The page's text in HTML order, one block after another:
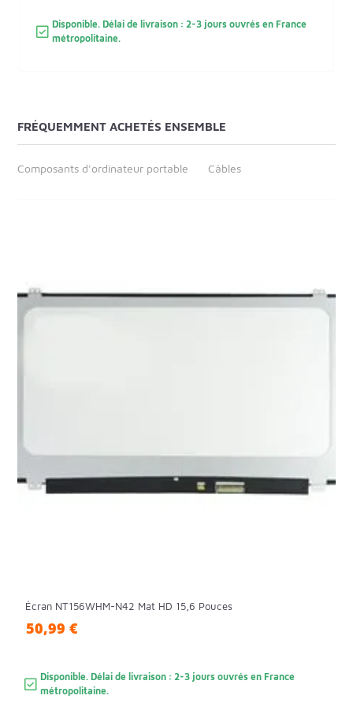
Disponible. Délai de livraison : 2-3 jours ouvrés en France
métropolitaine.
FRÉQUEMMENT ACHETÉS ENSEMBLE
Composants d'ordinateur portable Câbles
Écran NT156WHM-N42 Mat HD 15,6 Pouces
50,99 €
Disponible. Délai de livraison : 2-3 jours ouvrés en France
métropolitaine.